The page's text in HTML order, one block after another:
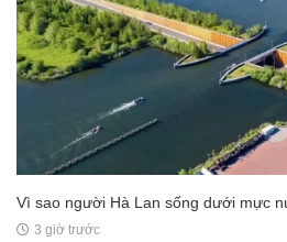
Vì sao người Hà Lan sống dưới mực
3 giờ trước